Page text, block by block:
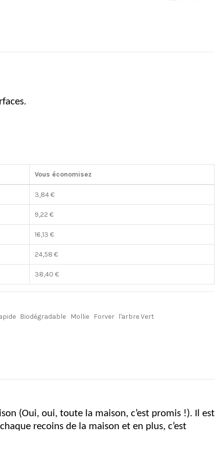
Vous économisez
3,84 €
9,22 €
16,13 €
24,58 €
38,40 €
Biodégradable Mollie Forver
l'arbre Vert
(Oui, oui, toute la maison, c’est promis !). Il est
recoins de la maison et en plus, c’est